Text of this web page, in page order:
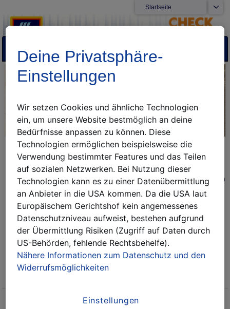
Startseite
ALDI International
Woher kommt die Sojabohne?
Tracking-Code eingeben und mehr erfahren.
Sie möchten wissen, woher das Soja in dem von lhnen erworbenen
Produkt stammt? Geben Sie einfach lhren Tracking-Code im
unteren Formularfeld ein. Diese mehrstellige
Rückverfolgungsnummer finden Sie auf Ihrer ALDI SUISSE
Produktverpackung (in der Nähe des Mindesthaltbarkeitsdatums).
Tracking-Code (z.B. TTL1234567):
Finden
Besuchen Sie uns auf Facebook
Deine Privatsphäre-
Einstellungen
Wir setzen Cookies und ähnliche Technologien
ein, um unsere Website bestmöglich an deine
Bedürfnisse anpassen zu können. Diese
Technologien ermöglichen beispielsweise die
Verwendung bestimmter Features und das Teilen
auf sozialen Netzwerken. Bei Nutzung dieser
Technologien kann es zu einer Datenübermittlung
an Anbieter in die USA kommen. Da die USA laut
Europäischem Gerichtshof kein angemessenes
Datenschutzniveau aufweist, bestehen aufgrund
der Übermittlung Risiken (Zugriff auf Daten durch
US-Behörden, fehlende Rechtsbehelfe).
Nähere Informationen zum Datenschutz und den
Widerrufsmöglichkeiten
Einstellungen